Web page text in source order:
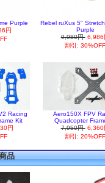
Purple
円
Rebel ruXus 5"
Purple
9,980円 6,986
割引:
Racing
Kit
円
Aero150X FPV
Quadcopter
7,950円 6,360
割引:
品